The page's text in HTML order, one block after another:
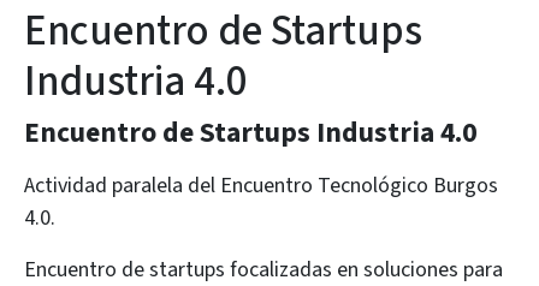
Encuentro de Startups
Industria 4.0
Encuentro de Startups Industria 4.0
Actividad paralela del Encuentro Tecnológico Burgos
4.0.
Encuentro de startups focalizadas en soluciones para